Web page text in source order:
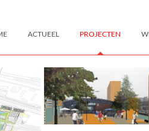
ACTUEEL PROJECTEN